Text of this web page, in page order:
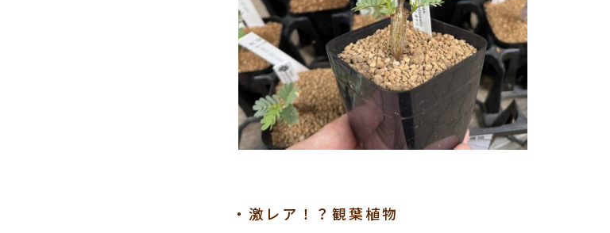
・激レア！？観葉植物